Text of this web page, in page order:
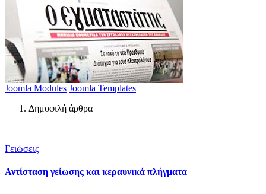
Joomla Modules Joomla Templates
Δημοφιλή άρθρα
Γειώσεις
Αντίσταση γείωσης και κεραυνικά πλήγματα